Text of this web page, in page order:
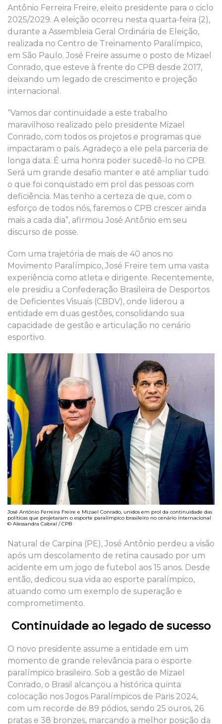
Antônio Ferreira Freire, eleito presidente para o ciclo
2025/2029. A eleição ocorreu nesta quarta-feira (2),
durante a Assembleia Geral Ordinária de Eleição,
realizada no Centro de Treinamento Paralímpico,
em São Paulo. José Freire assume o posto de Mizael
Conrado, que esteve à frente do CPB desde 2017,
deixando um legado de crescimento e projeção
internacional.
“Vamos dar continuidade a este trabalho
maravilhoso realizado pelo presidente Mizael
Conrado, com todos os projetos e programas que
impactaram o país. Agradeço a ele pela parceria de
longa data. É uma honra poder sucedê-lo no CPB.
Será um grande desafio manter e até ampliar tudo
o que foi conquistado em prol das pessoas com
deficiência. Mas tenho a certeza de que, com o
esforço de todos nós, faremos o CPB crescer ainda
mais a cada dia”, afirmou José Antônio em seu
discurso de posse.
Com uma trajetória de mais de 40 anos no
Movimento Paralímpico, José Freire tem uma vasta
experiência como atleta e dirigente. Recentemente,
ele presidiu a Confederação Brasileira de Desportos
de Deficientes Visuais (CBDV), onde liderou a
entidade em duas gestões, consolidando sua
capacidade de gestão e articulação no cenário
esportivo.
José Antônio Ferreira Freire e Mizael Conrado, unidos em prol da continuidade das
políticas que projetaram o esporte paralímpico brasileiro no cenário internacional
© Alessandra Cabral / CPB
Natural de Carpina (PE), José Antônio perdeu a visão
após um descolamento de retina causado por um
acidente em um jogo de futebol aos 15 anos. Desde
então, dedicou sua vida ao esporte paralímpico,
atuando como um exemplo de superação e
comprometimento.
Continuidade ao legado de sucesso
O novo presidente assume a entidade em um
momento de grande relevância para o esporte
paralímpico brasileiro. Sob a gestão de Mizael
Conrado, o Brasil alcançou a histórica quinta
colocação nos Jogos Paralímpicos de Paris 2024,
com um recorde de 89 pódios, sendo 25 ouros, 26
pratas e 38 bronzes, marcando a melhor posição da